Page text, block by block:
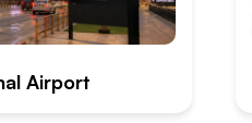
Airport